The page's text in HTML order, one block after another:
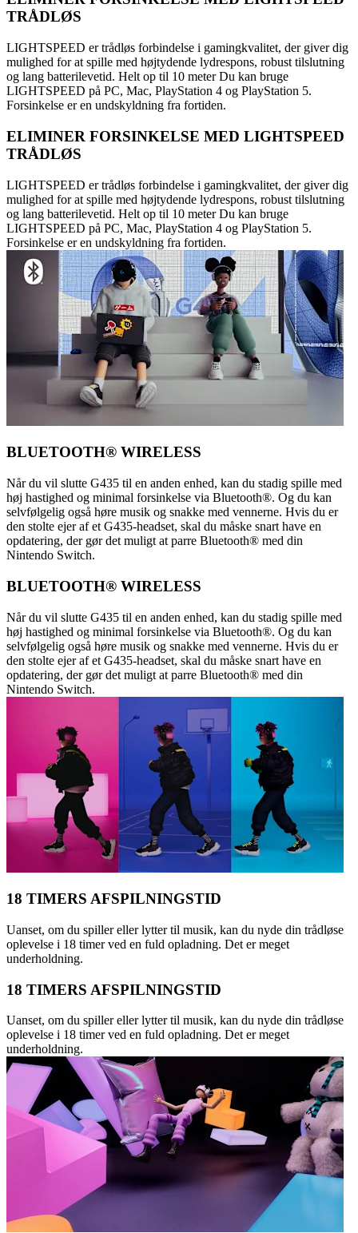
TRÅDLØS
LIGHTSPEED er trådløs forbindelse i gamingkvalitet, der giver dig
mulighed for at spille med højtydende lydrespons, robust tilslutning
og lang batterilevetid. Helt op til 10 meter Du kan bruge
LIGHTSPEED på PC, Mac, PlayStation 4 og PlayStation 5.
Forsinkelse er en undskyldning fra fortiden.
ELIMINER FORSINKELSE MED LIGHTSPEED
TRÅDLØS
LIGHTSPEED er trådløs forbindelse i gamingkvalitet, der giver dig
mulighed for at spille med højtydende lydrespons, robust tilslutning
og lang batterilevetid. Helt op til 10 meter Du kan bruge
LIGHTSPEED på PC, Mac, PlayStation 4 og PlayStation 5.
Forsinkelse er en undskyldning fra fortiden.
BLUETOOTH® WIRELESS
Når du vil slutte G435 til en anden enhed, kan du stadig spille med
høj hastighed og minimal forsinkelse via Bluetooth®. Og du kan
selvfølgelig også høre musik og snakke med vennerne. Hvis du er
den stolte ejer af et G435-headset, skal du måske snart have en
opdatering, der gør det muligt at parre Bluetooth® med din
Nintendo Switch.
BLUETOOTH® WIRELESS
Når du vil slutte G435 til en anden enhed, kan du stadig spille med
høj hastighed og minimal forsinkelse via Bluetooth®. Og du kan
selvfølgelig også høre musik og snakke med vennerne. Hvis du er
den stolte ejer af et G435-headset, skal du måske snart have en
opdatering, der gør det muligt at parre Bluetooth® med din
Nintendo Switch.
18 TIMERS AFSPILNINGSTID
Uanset, om du spiller eller lytter til musik, kan du nyde din trådløse
oplevelse i 18 timer ved en fuld opladning. Det er meget
underholdning.
18 TIMERS AFSPILNINGSTID
Uanset, om du spiller eller lytter til musik, kan du nyde din trådløse
oplevelse i 18 timer ved en fuld opladning. Det er meget
underholdning.